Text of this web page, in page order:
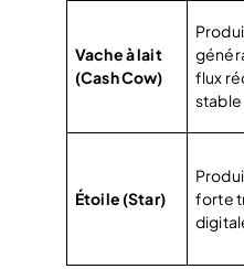
Vache à lait
(Cash Cow)
flux
stable
Étoile (Star)
forte